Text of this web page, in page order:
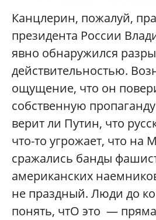
Канцлерин, пожалуй,
президента России
явно обнаружился
действительностью.
ощущение, что он
собственную
верит ли Путин, что
что-то угрожает, что на
сражались банды
американских
не праздный. Люди до
понять, чтО это —